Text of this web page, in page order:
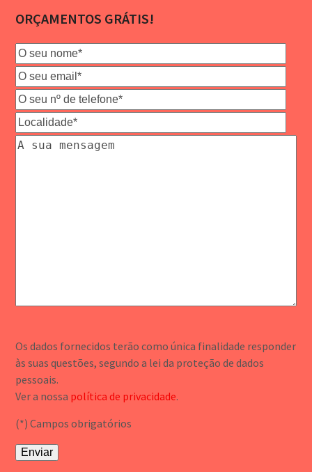
ORÇAMENTOS GRÁTIS!
Os dados fornecidos terão como única finalidade responder
às suas questões, segundo a lei da proteção de dados
pessoais.
Ver a nossa política de privacidade.
(*) Campos obrigatórios